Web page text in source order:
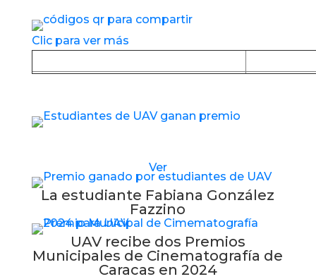
Clic para ver más
Ver
La estudiante Fabiana González
Fazzino
UAV recibe dos Premios
Municipales de Cinematografía de
Caracas en 2024